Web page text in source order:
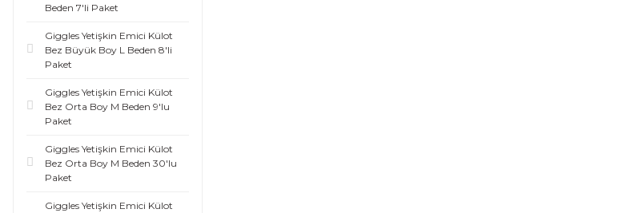
Beden 7'li Paket
Giggles Yetişkin Emici Külot
Bez Büyük Boy L Beden 8'li
Paket
Giggles Yetişkin Emici Külot
Bez Orta Boy M Beden 9'lu
Paket
Giggles Yetişkin Emici Külot
Bez Orta Boy M Beden 30'lu
Paket
Giggles Yetişkin Emici Külot